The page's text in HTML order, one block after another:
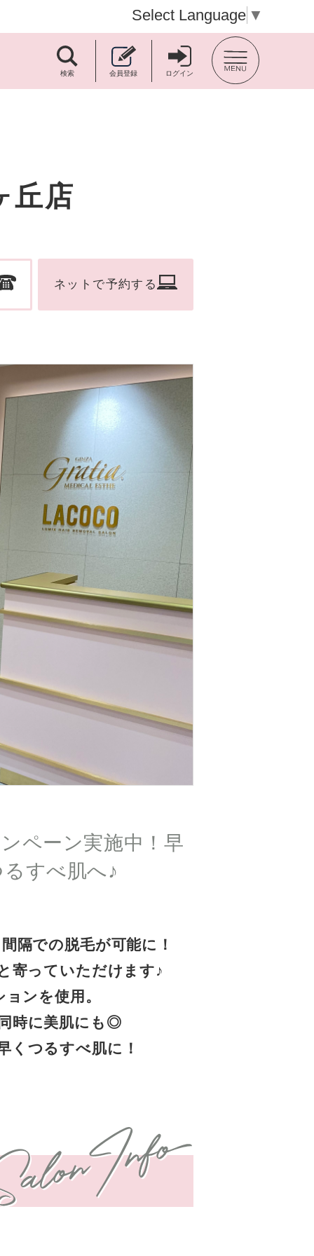
Select Language ▼
検索 会員登録 ログイン
丘店
ネットで予約する
ペーン実施中！早
すべ肌へ♪
隔での脱毛が可能に！
寄っていただけます♪
ンを使用。
時に美肌にも◎
くつるすべ肌に！